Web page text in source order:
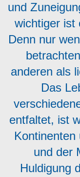
und
wichtiger ist
Denn nur
anderen als
Das
entfaltet, ist
und der
Huldigung